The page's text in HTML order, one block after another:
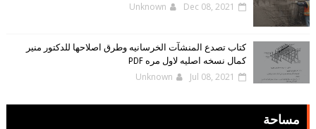
Unknown Dec 08, 2021
كتاب تصدع المنشآت الخرسانيه وطرق اصلاحها للدكتور منير
كمال نسخه اصليه لاول مره PDF
Unknown Jul 08, 2021
مساحة